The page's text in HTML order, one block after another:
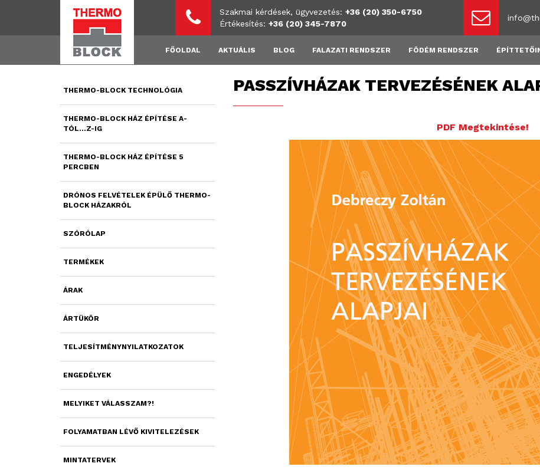
Szakmai kérdések, ügyvezetés: +36 (20) 350-6750
Értékesítés: +36 (20) 345-7870
FŐOLDAL AKTUÁLIS BLOG FALAZATI RENDSZER FÖDÉM RENDSZER
THERMO-BLOCK TECHNOLÓGIA
THERMO-BLOCK HÁZ ÉPÍTÉSE A-
TÓL...Z-IG
THERMO-BLOCK HÁZ ÉPÍTÉSE 5
PERCBEN
DRÓNOS FELVÉTELEK ÉPÜLŐ THERMO-
BLOCK HÁZAKRÓL
SZÓRÓLAP
TERMÉKEK
ÁRAK
ÁRTÜKÖR
TELJESÍTMÉNYNYILATKOZATOK
ENGEDÉLYEK
MELYIKET VÁLASSZAM?!
FOLYAMATBAN LÉVŐ KIVITELEZÉSEK
MINTATERVEK
PASSZÍVHÁZAK TERVEZÉSÉNEK
PDF Megtekintése!